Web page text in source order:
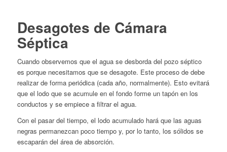
Desagotes de Cámara
Séptica
Cuando observemos que el agua se desborda del pozo séptico
es porque necesitamos que se desagote. Este proceso de debe
realizar de forma periódica (cada año, normalmente). Esto evitará
que el lodo que se acumule en el fondo forme un tapón en los
conductos y se empiece a filtrar el agua.
Con el pasar del tiempo, el lodo acumulado hará que las aguas
negras permanezcan poco tiempo y, por lo tanto, los sólidos se
escaparán del área de absorción.